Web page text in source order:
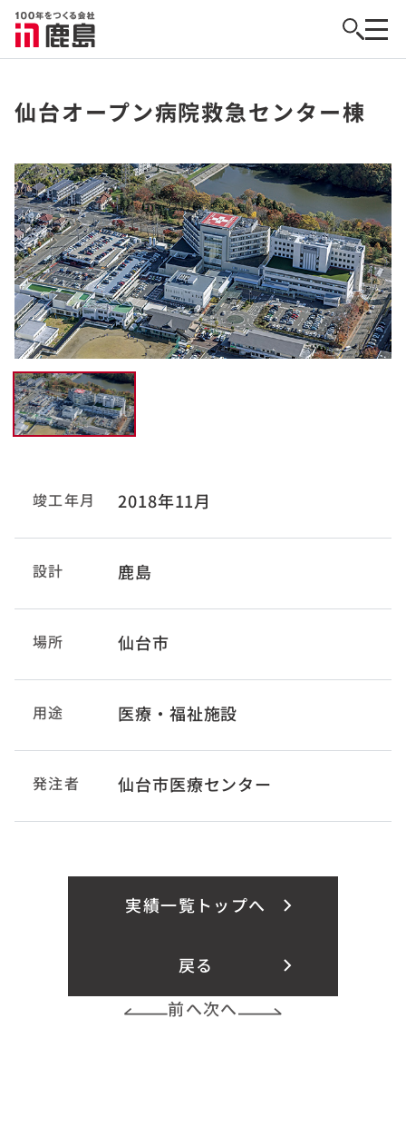
仙台オープン病院救急センター棟
竣工年月 2018年11月
設計 鹿島
場所 仙台市
用途 医療・福祉施設
発注者 仙台市医療センター
実績一覧トップへ
戻る
前へ次へ